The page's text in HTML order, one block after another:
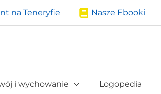
na Teneryfie Nasze Ebooki
i wychowanie Logopedia